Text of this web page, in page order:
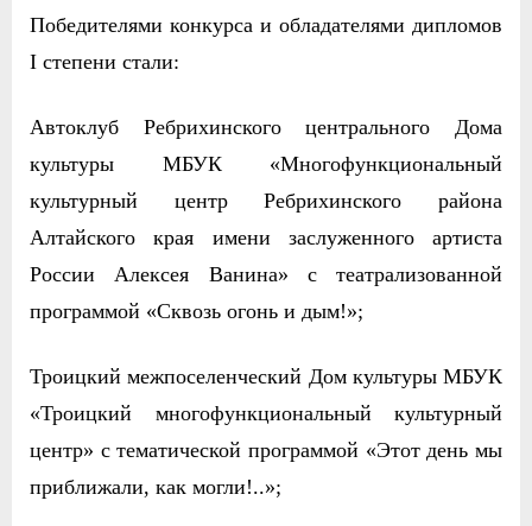
Победителями конкурса и обладателями дипломов
I степени стали:
Автоклуб Ребрихинского центрального Дома
культуры МБУК «Многофункциональный
культурный центр Ребрихинского района
Алтайского края имени заслуженного артиста
России Алексея Ванина» с театрализованной
программой «Сквозь огонь и дым!»;
Троицкий межпоселенческий Дом культуры МБУК
«Троицкий многофункциональный культурный
центр» с тематической программой «Этот день мы
приближали, как могли!..»;